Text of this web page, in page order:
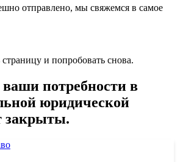
отправлено, мы свяжемся в самое
и попробовать снова.
потребности в
юридической
закрыты.